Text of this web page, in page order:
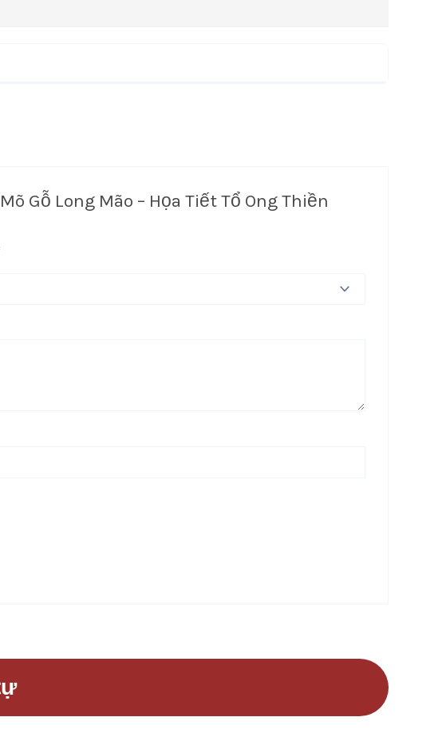
Gỗ Long Mão – Họa Tiết Tổ Ong Thiền